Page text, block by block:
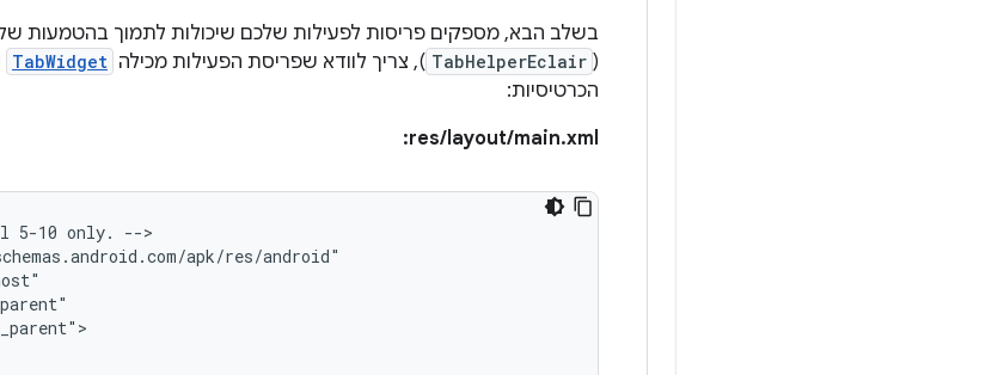
בשלב הבא, מספקים פריסות לפעילות שלכם שיכולות לתמוך בהטמעות
(
TabHelperEclair ), צריך לוודא שפריסת הפעילות מכילה TabWidget
הכרטיסיות:
res/layout/main.xml:
5-10 only.
-->